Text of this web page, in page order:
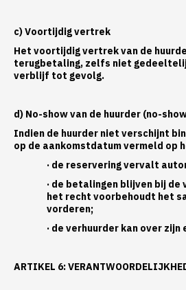
c) Voortijdig vertrek
Het voortijdig vertrek van de
terugbetaling, zelfs niet
verblijf tot gevolg.
d) No-show van de huurder (no-
Indien de huurder niet verschijnt
op de aankomstdatum vermeld op
· de reservering vervalt
· de betalingen blijven bij de
het recht voorbehoudt het
vorderen;
· de verhuurder kan over
ARTIKEL 6: